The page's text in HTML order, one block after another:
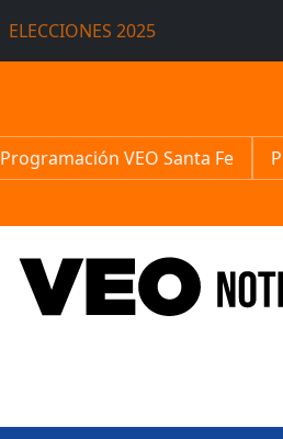
ELECCIONES 2025
Programación VEO Santa Fe